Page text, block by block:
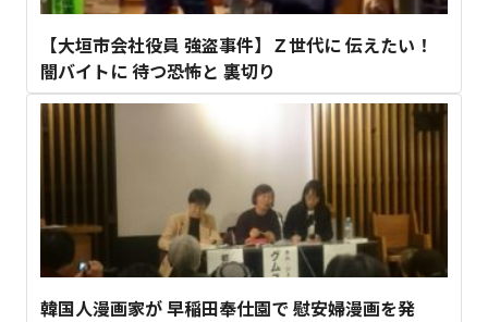
【大垣市会社役員 強盗事件】Ｚ世代に 伝えたい！
闇バイトに 待つ恐怖と 裏切り
韓国人漫画家が 早稲田奉仕園で 慰安婦漫画を発